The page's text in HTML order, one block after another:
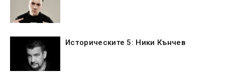
Историческите 5: Ники Кънчев